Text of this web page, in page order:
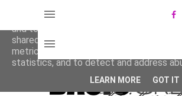
This site uses cookies from Google to
and to analyze traffic. Your IP address
shared with Google along with
metrics to ensure quality of service,
statistics, and to detect and address
LEARN MORE GOT IT